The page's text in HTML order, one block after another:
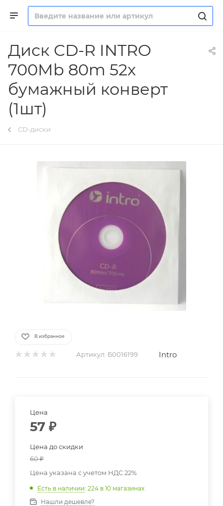
Диск CD-R INTRO
700Mb 80m 52x
бумажный конверт
(1шт)
CD-диски
В избранное
Артикул: Б0016199 Intro
Цена
57 ₽
Цена до скидки
60₽
Цена указана с учетом НДС 22%
Есть в наличии: 224 в 10 магазинах
Нашли дешевле?